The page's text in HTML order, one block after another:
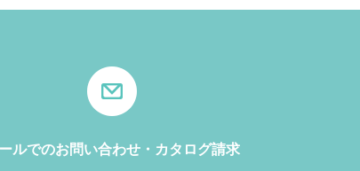
ルでのお問い合わせ・カタログ請求